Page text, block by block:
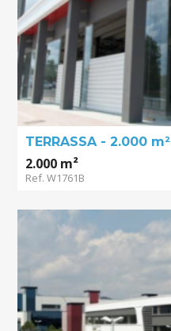
TERRASSA - 2.000 m²
2.000 m²
Ref. W1761B